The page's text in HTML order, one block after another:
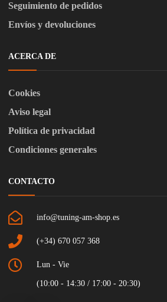
Seguimiento de pedidos
Envíos y devoluciones
ACERCA DE
Cookies
Aviso legal
Política de privacidad
Condiciones generales
CONTACTO
info@tuning-am-shop.es
(+34) 670 057 368
Lun - Vie
(10:00 - 14:30 / 17:00 - 20:30)